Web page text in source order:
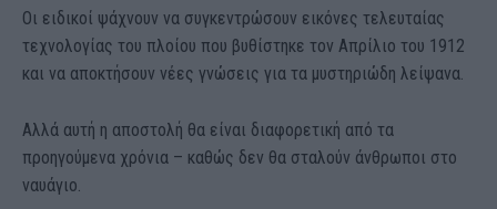
Οι ειδικοί ψάχνουν να συγκεντρώσουν εικόνες τελευταίας
τεχνολογίας του πλοίου που βυθίστηκε τον Απρίλιο του 1912
και να αποκτήσουν νέες γνώσεις για τα μυστηριώδη λείψανα.
Αλλά αυτή η αποστολή θα είναι διαφορετική από τα
προηγούμενα χρόνια – καθώς δεν θα σταλούν άνθρωποι στο
ναυάγιο.